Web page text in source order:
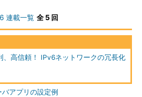
連載一覧 全 5 回
、高信頼！ IPv6ネットワークの冗長化
アプリの設定例